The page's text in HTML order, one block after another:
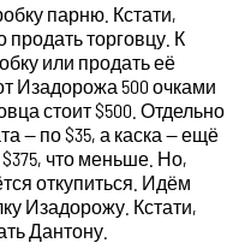
парню. Кстати,
торговцу. К
или продать её
Изадорожа 500 очками
стоит $500. Отдельно
— по $35, а каска — ещё
что меньше. Но,
откупиться. Идём
Изадорожу. Кстати,
Дантону.